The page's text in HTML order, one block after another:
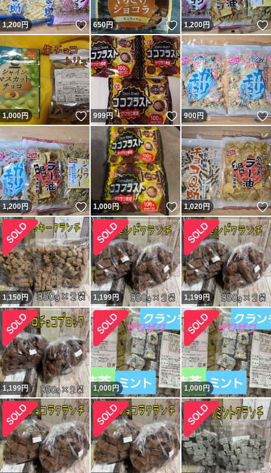
1,200円 いいね！
650円 いいね！
1,200円
1,000円 いいね！
999円 いいね！
900円
1,200円 いいね！
1,000円 いいね！
1,020円
1,150円 1,199円 1,199円
1,199円 1,000円 1,000円